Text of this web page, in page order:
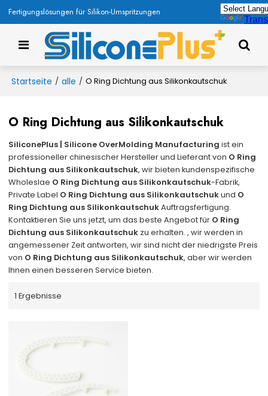
Fertigungslösungen für Silikon-Umspritzungen
Startseite / alle / O Ring Dichtung aus Silikonkautschuk
O Ring Dichtung aus Silikonkautschuk
SiliconePlus | Silicone OverMolding Manufacturing ist ein
professioneller chinesischer Hersteller und Lieferant von O Ring
Dichtung aus Silikonkautschuk, wir bieten kundenspezifische
Wholeslae O Ring Dichtung aus Silikonkautschuk-Fabrik,
Private Label O Ring Dichtung aus Silikonkautschukund O
Ring Dichtung aus SilikonkautschukAuftragsfertigung.
Kontaktieren Sie uns jetzt, um das beste Angebot für O Ring
Dichtung aus Silikonkautschuk zu erhalten. , wir werden in
angemessener Zeit antworten, wir sind nicht der niedrigste Preis
von O Ring Dichtung aus Silikonkautschuk, aber wir werden
Ihnen einen besseren Service bieten.
1 Ergebnisse